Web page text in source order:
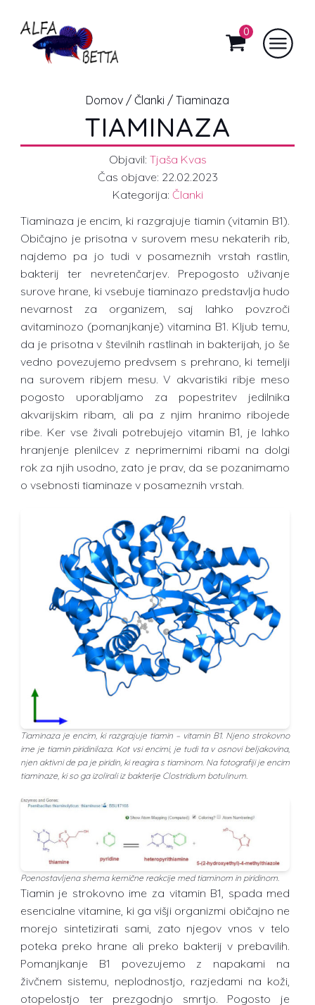
0
Domov / Članki / Tiaminaza
TIAMINAZA
Objavil: Tjaša Kvas
Čas objave: 22.02.2023
Kategorija: Članki
Tiaminaza je encim, ki razgrajuje tiamin (vitamin B1).
Običajno je prisotna v surovem mesu nekaterih rib,
najdemo pa jo tudi v posameznih vrstah rastlin,
bakterij ter nevretenčarjev. Prepogosto uživanje
surove hrane, ki vsebuje tiaminazo predstavlja hudo
nevarnost za organizem, saj lahko povzroči
avitaminozo (pomanjkanje) vitamina B1. Kljub temu,
da je prisotna v številnih rastlinah in bakterijah, jo še
vedno povezujemo predvsem s prehrano, ki temelji
na surovem ribjem mesu. V akvaristiki ribje meso
pogosto uporabljamo za popestritev jedilnika
akvarijskim ribam, ali pa z njim hranimo ribojede
ribe. Ker vse živali potrebujejo vitamin B1, je lahko
hranjenje plenilcev z neprimernimi ribami na dolgi
rok za njih usodno, zato je prav, da se pozanimamo
o vsebnosti tiaminaze v posameznih vrstah.
Tiaminaza je encim, ki razgrajuje tiamin – vitamin B1. Njeno strokovno
ime je tiamin piridinilaza. Kot vsi encimi, je tudi ta v osnovi beljakovina,
njen aktivni de pa je piridin, ki reagira s tiaminom. Na fotografiji je encim
tiaminaze, ki so ga izolirali iz bakterije Clostridium botulinum.
Poenostavljena shema kemične reakcije med tiaminom in piridinom.
Tiamin je strokovno ime za vitamin B1, spada med
esencialne vitamine, ki ga višji organizmi običajno ne
morejo sintetizirati sami, zato njegov vnos v telo
poteka preko hrane ali preko bakterij v prebavilih.
Pomanjkanje B1 povezujemo z napakami na
živčnem sistemu, neplodnostjo, razjedami na koži,
otopelostjo ter prezgodnjo smrtjo. Pogosto je